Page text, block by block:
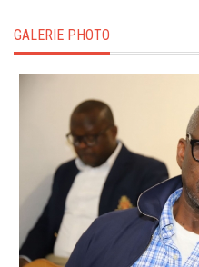
GALERIE PHOTO